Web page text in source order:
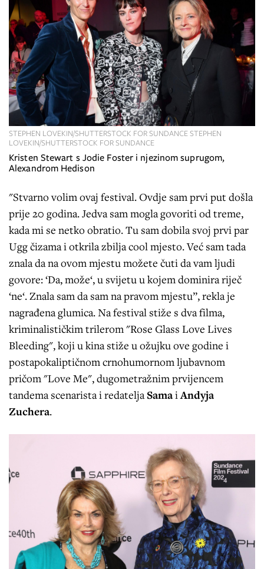
Kristen Stewart s Jodie Foster i njezinom suprugom,
Alexandrom Hedison
STEPHEN LOVEKIN/SHUTTERSTOCK FOR SUNDANCE STEPHEN
LOVEKIN/SHUTTERSTOCK FOR SUNDANCE
"Stvarno volim ovaj festival. Ovdje sam prvi put došla
prije 20 godina. Jedva sam mogla govoriti od treme,
kada mi se netko obratio. Tu sam dobila svoj prvi par
Ugg čizama i otkrila zbilja cool mjesto. Već sam tada
znala da na ovom mjestu možete čuti da vam ljudi
govore: ‘Da, može‘, u svijetu u kojem dominira riječ
‘ne‘. Znala sam da sam na pravom mjestu”, rekla je
nagrađena glumica. Na festival stiže s dva filma,
kriminalističkim trilerom "Rose Glass Love Lives
Bleeding", koji u kina stiže u ožujku ove godine i
postapokaliptičnom crnohumornom ljubavnom
pričom "Love Me", dugometražnim prvijencem
tandema scenarista i redateljaSamaiAndyja
Zuchera.